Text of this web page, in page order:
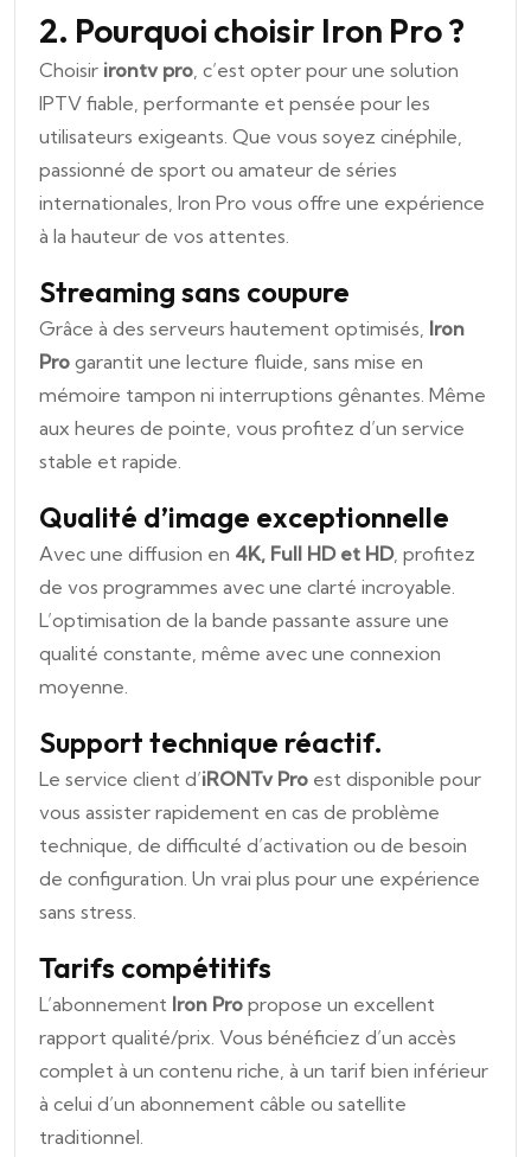
2. Pourquoi choisir Iron Pro ?
Choisir irontv pro, c’est opter pour une solution
IPTV fiable, performante et pensée pour les
utilisateurs exigeants. Que vous soyez cinéphile,
passionné de sport ou amateur de séries
internationales, Iron Pro vous offre une expérience
à la hauteur de vos attentes.
Streaming sans coupure
Grâce à des serveurs hautement optimisés, Iron
Pro garantit une lecture fluide, sans mise en
mémoire tampon ni interruptions gênantes. Même
aux heures de pointe, vous profitez d’un service
stable et rapide.
Qualité d’image exceptionnelle
Avec une diffusion en 4K, Full HD et HD, profitez
de vos programmes avec une clarté incroyable.
L’optimisation de la bande passante assure une
qualité constante, même avec une connexion
moyenne.
Support technique réactif.
Le service client d’iRONTv Pro est disponible pour
vous assister rapidement en cas de problème
technique, de difficulté d’activation ou de besoin
de configuration. Un vrai plus pour une expérience
sans stress.
Tarifs compétitifs
L’abonnement Iron Pro propose un excellent
rapport qualité/prix. Vous bénéficiez d’un accès
complet à un contenu riche, à un tarif bien inférieur
à celui d’un abonnement câble ou satellite
traditionnel.